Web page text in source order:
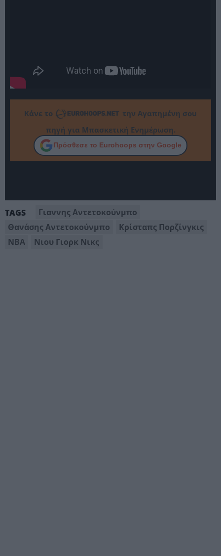
Κάνε το
την Αγαπημένη σου
πηγή για Μπασκετική Ενημέρωση.
Πρόσθεσε το Eurohoops στην Google
TAGS
Γιαννης Αντετοκούνμπο
Θανάσης Αντετοκούνμπο
Κρίσταπς Πορζίνγκις
ΝΒΑ
Νιου Γιορκ Νικς